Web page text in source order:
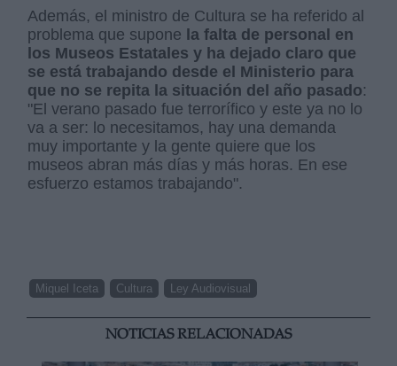
Además, el ministro de Cultura se ha referido al
problema que supone la falta de personal en
los Museos Estatales y ha dejado claro que
se está trabajando desde el Ministerio para
que no se repita la situación del año pasado:
"El verano pasado fue terrorífico y este ya no lo
va a ser: lo necesitamos, hay una demanda
muy importante y la gente quiere que los
museos abran más días y más horas. En ese
esfuerzo estamos trabajando".
Miquel Iceta Cultura Ley Audiovisual
NOTICIAS RELACIONADAS